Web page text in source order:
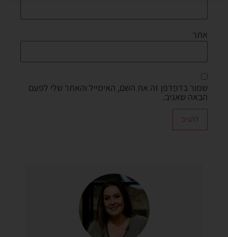
אתר
שמור בדפדפן זה את השם, האימייל והאתר שלי לפעם
הבאה שאגיב.